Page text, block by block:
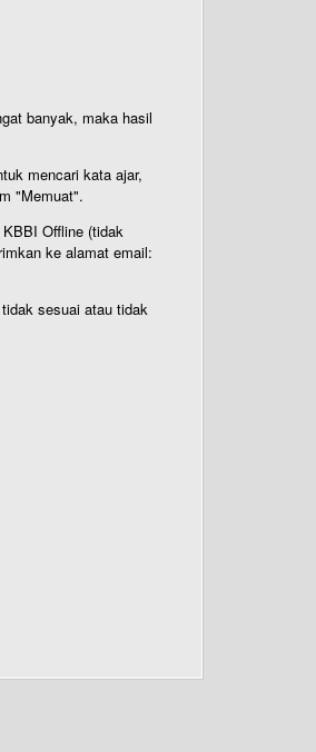
banyak, maka hasil
mencari kata ajar,
"Memuat".
Offline (tidak
ke alamat email:
sesuai atau tidak